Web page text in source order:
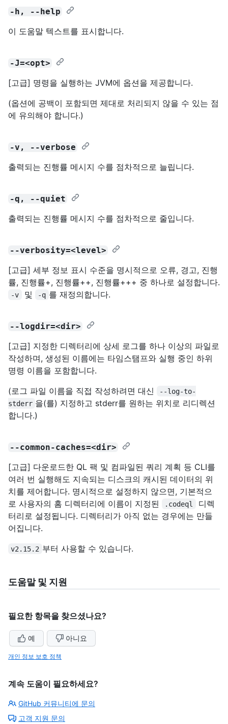
-h, --help
이 도움말 텍스트를 표시합니다.
-J=<opt>
[고급] 명령을 실행하는 JVM에 옵션을 제공합니다.
(옵션에 공백이 포함되면 제대로 처리되지 않을 수 있는 점
에 유의해야 합니다.)
-v, --verbose
출력되는 진행률 메시지 수를 점차적으로 늘립니다.
-q, --quiet
출력되는 진행률 메시지 수를 점차적으로 줄입니다.
--verbosity=<level>
[고급] 세부 정보 표시 수준을 명시적으로 오류, 경고, 진행
률, 진행률+, 진행률++, 진행률+++ 중 하나로 설정합니다.
-v 및 -q 를 재정의합니다.
--logdir=<dir>
[고급] 지정한 디렉터리에 상세 로그를 하나 이상의 파일로
작성하며, 생성된 이름에는 타임스탬프와 실행 중인 하위
명령 이름을 포함합니다.
(로그 파일 이름을 직접 작성하려면 대신
--log-to-
stderr 을(를) 지정하고 stderr를 원하는 위치로 리디렉션
합니다.)
--common-caches=<dir>
[고급] 다운로드한 QL 팩 및 컴파일된 쿼리 계획 등 CLI를
여러 번 실행해도 지속되는 디스크의 캐시된 데이터의 위
치를 제어합니다. 명시적으로 설정하지 않으면, 기본적으
로 사용자의 홈 디렉터리에 이름이 지정된
.codeql
디렉
터리로 설정됩니다. 디렉터리가 아직 없는 경우에는 만들
어집니다.
v2.15.2 부터 사용할 수 있습니다.
도움말 및 지원
필요한 항목을 찾으셨나요?
예 아니요
개인 정보 보호 정책
계속 도움이 필요하세요?
GitHub 커뮤니티에 문의
고객 지원 문의